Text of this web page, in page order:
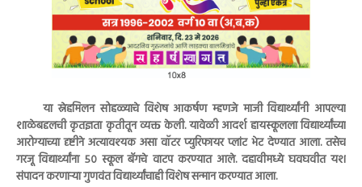
या स्नेहमिलन सोहळ्याचे विशेष आकर्षण म्हणजे माजी विद्यार्थ्यांनी आपल्या
शाळेबद्दलची कृतज्ञता कृतीतून व्यक्त केली. यावेळी आदर्श हायस्कूलला विद्यार्थ्यांच्या
आरोग्याच्या दृष्टीने अत्यावश्यक असा वॉटर प्युरिफायर प्लांट भेट देण्यात आला. तसेच
गरजू विद्यार्थ्यांना ५० स्कूल बॅगचे वाटप करण्यात आले. दहावीमध्ये घवघवीत यश
संपादन करणाऱ्या गुणवंत विद्यार्थ्यांचाही विशेष सन्मान करण्यात आला.